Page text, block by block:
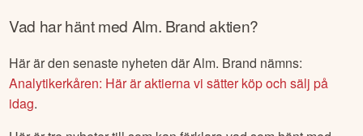
Vad har hänt med Alm. Brandaktien?
Här är den senaste nyheten därAlm. Brand nämns:
Analytikerkåren: Här är aktierna vi sätter köp och sälj på
idag.